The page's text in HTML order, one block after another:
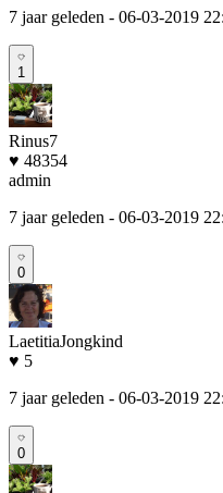
7 jaar geleden - 06-03-2019
1
Rinus7
♥ 48354
admin
7 jaar geleden - 06-03-2019
0
LaetitiaJongkind
♥ 5
7 jaar geleden - 06-03-2019
0